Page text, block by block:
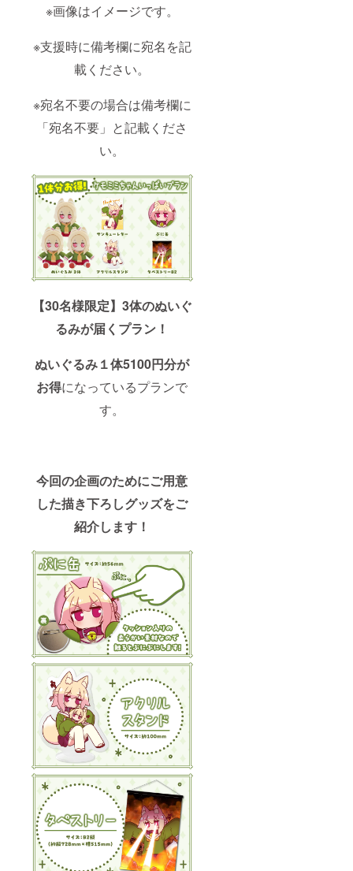
※画像はイメージです。
※支援時に備考欄に宛名を記
載ください。
※宛名不要の場合は備考欄に
「宛名不要」と記載くださ
い。
【30名様限定】3体のぬいぐ
るみが届くプラン！
ぬいぐるみ１体5100円分が
お得になっているプランで
す。
今回の企画のためにご用意
した描き下ろしグッズをご
紹介します！